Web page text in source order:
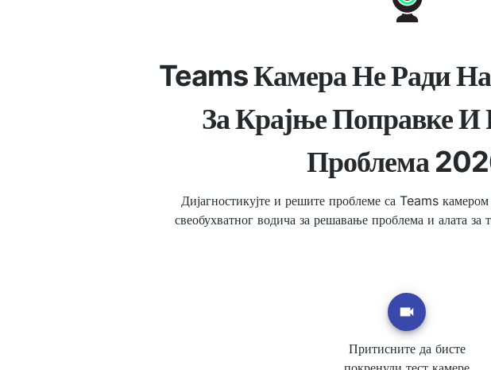
Teams Камера Не Ради
За Крајње Поправке
Проблема
Дијагностикујте и решите проблеме са Teams
свеобухватног водича за решавање проблема и алата
Притисните да бисте